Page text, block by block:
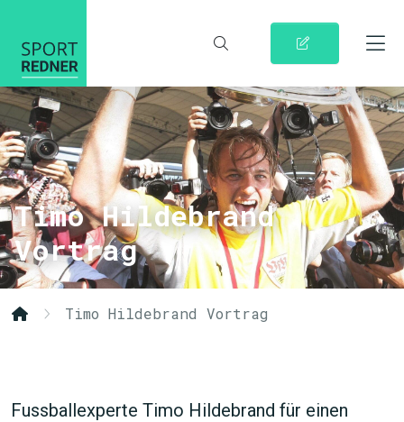
Timo Hildebrand
Vortrag
Timo Hildebrand Vortrag
Fussballexperte Timo Hildebrand für einen